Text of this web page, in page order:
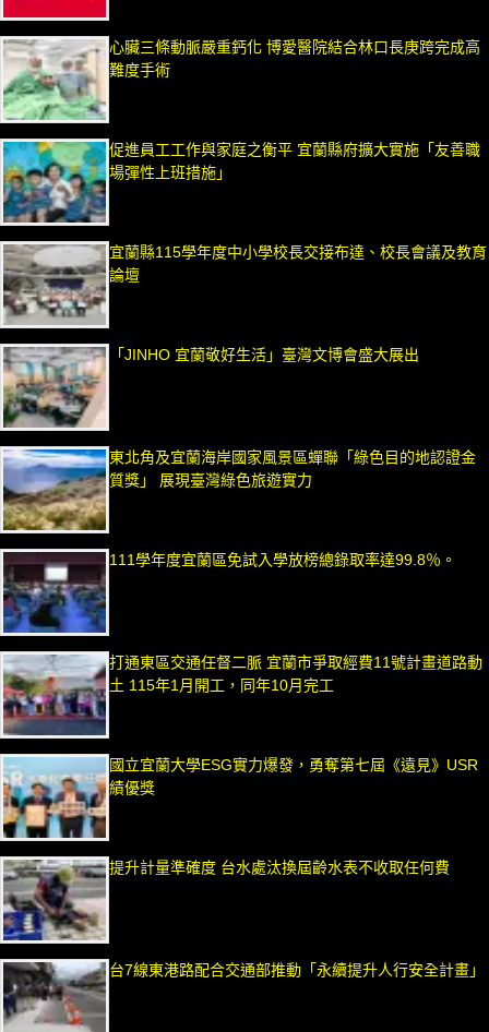
心臟三條動脈嚴重鈣化 博愛醫院結合林口長庚跨完成高
難度手術
促進員工工作與家庭之衡平 宜蘭縣府擴大實施「友善職
場彈性上班措施」
宜蘭縣115學年度中小學校長交接布達、校長會議及教育
論壇
「JINHO 宜蘭敬好生活」臺灣文博會盛大展出
東北角及宜蘭海岸國家風景區蟬聯「綠色目的地認證金
質獎」 展現臺灣綠色旅遊實力
111學年度宜蘭區免試入學放榜總錄取率達99.8％。
打通東區交通任督二脈 宜蘭市爭取經費11號計畫道路動
土 115年1月開工，同年10月完工
國立宜蘭大學ESG實力爆發，勇奪第七屆《遠見》USR
績優獎
提升計量準確度 台水處汰換屆齡水表不收取任何費
台7線東港路配合交通部推動「永續提升人行安全計畫」